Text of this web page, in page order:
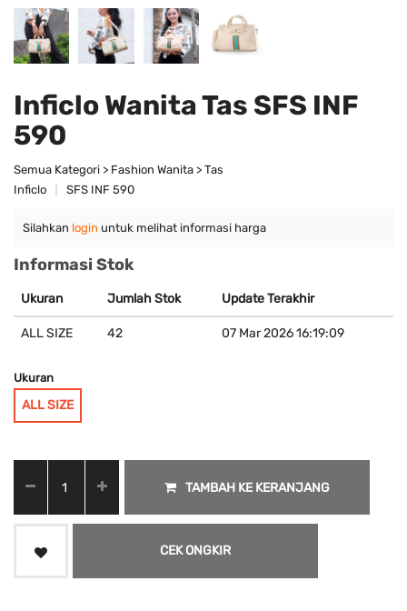
Inficlo Wanita Tas SFS INF
590
Semua Kategori > Fashion Wanita > Tas
Inficlo
SFS INF 590
Silahkan login untuk melihat informasi harga
Informasi Stok
Ukuran Jumlah Stok Update Terakhir
ALL SIZE 42 07 Mar 2026 16:19:09
Ukuran
ALL SIZE
TAMBAH KE KERANJANG
CEK ONGKIR